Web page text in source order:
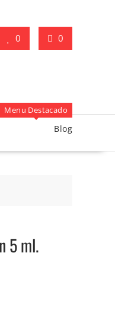
0 0
Menu Destacado
Blog
5 ml.